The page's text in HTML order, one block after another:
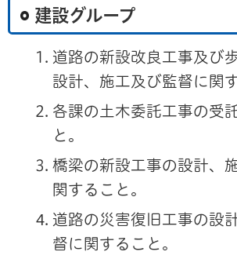
建設グループ
道路の新設改良工事及び
設計、施工及び監督に関
各課の土木委託工事の受
と。
橋梁の新設工事の設計、
関すること。
道路の災害復旧工事の設
督に関すること。